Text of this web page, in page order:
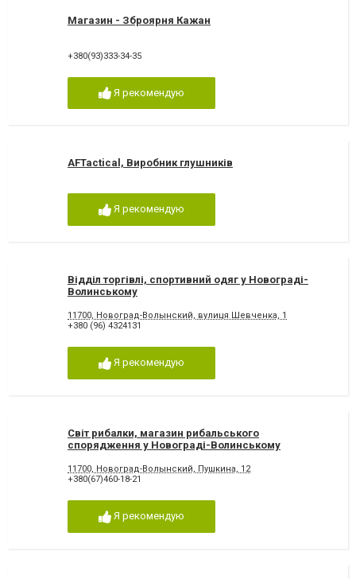
Магазин - Зброярня Кажан
+380(93)333-34-35
Я рекомендую
AFTactical, Виробник глушників
Я рекомендую
Відділ торгівлі, спортивний одяг у Новограді-
Волинському
11700, Новоград-Волынский, вулиця Шевченка, 1
+380 (96) 4324131
Я рекомендую
Світ рибалки, магазин рибальського
спорядження у Новограді-Волинському
11700, Новоград-Волынский, Пушкина, 12
+380(67)460-18-21
Я рекомендую